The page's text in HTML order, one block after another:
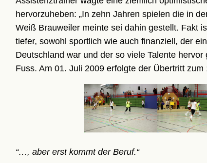
hervorzuheben: „In zehn Jahren spielen die in
Weiß Brauweiler meinte sei dahin gestellt. Fakt
tiefer, sowohl sportlich wie auch finanziell, der
Deutschland war und der so viele Talente
Fuss. Am 01. Juli 2009 erfolgte der Übertritt zum
“…, aber erst kommt der Beruf.“